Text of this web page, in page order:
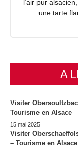
l’air pur
une tarte
A
Visiter
Tourisme en Alsace
15 mai 2025
Visiter
– Tourisme en Alsace